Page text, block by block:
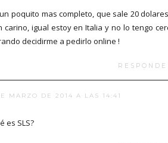
poquito mas completo, que sale 20
carino, igual estoy en Italia y no lo tengo
decidirme a pedirlo online !
MARZO DE 2014 A LAS 14:41
es SLS?